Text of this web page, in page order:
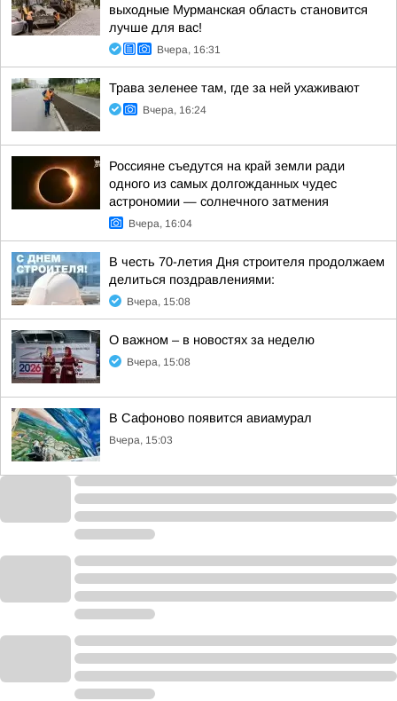
выходные Мурманская область становится
лучше для вас!
Вчера, 16:31
Трава зеленее там, где за ней ухаживают
Вчера, 16:24
Россияне съедутся на край земли ради
одного из самых долгожданных чудес
астрономии — солнечного затмения
Вчера, 16:04
В честь 70-летия Дня строителя продолжаем
делиться поздравлениями:
Вчера, 15:08
О важном – в новостях за неделю
Вчера, 15:08
В Сафоново появится авиамурал
Вчера, 15:03